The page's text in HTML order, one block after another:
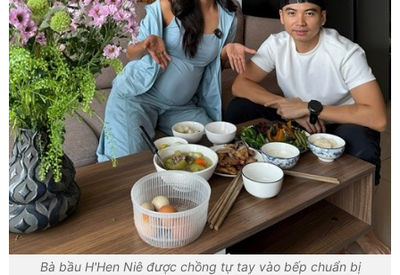
Bà bầu H'Hen Niê được chồng tự tay vào bếp chuẩn bị